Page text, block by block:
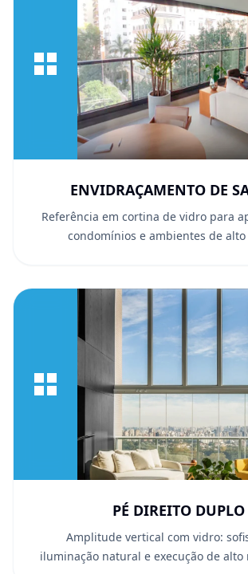
ENVIDRAÇAMENTO DE
Referência em cortina de vidro para
condomínios e ambientes de
PÉ DIREITO DUPLO
Amplitude vertical com vidro:
iluminação natural e execução de alto